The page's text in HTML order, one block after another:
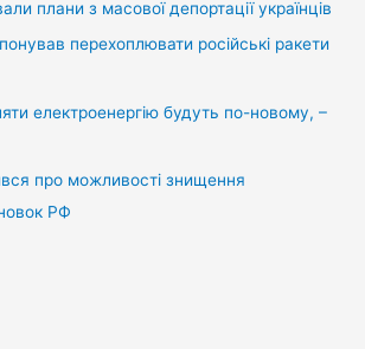
плани з масової депортації українців
перехоплювати російські ракети
електроенергію будуть по-новому, –
про можливості знищення
РФ